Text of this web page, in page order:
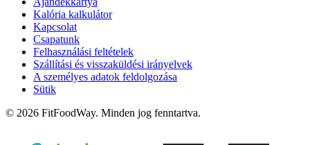
Kalória kalkulátor
Kapcsolat
Csapatunk
Felhasználási feltételek
Szállítási és visszaküldési irányelvek
A személyes adatok feldolgozása
Sütik
© 2026 FitFoodWay. Minden jog fenntartva.